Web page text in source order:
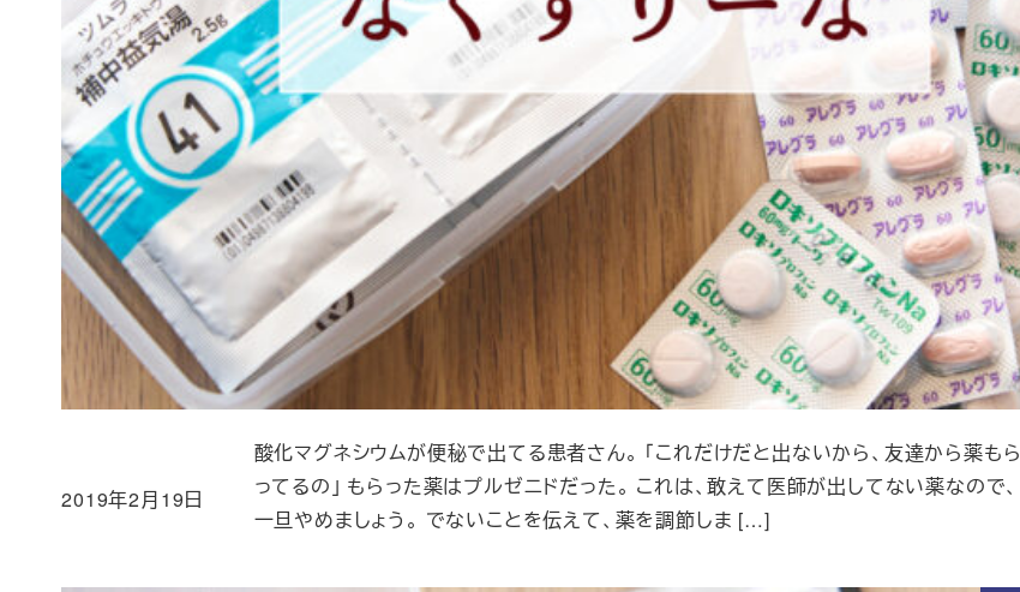
酸化マグネシウムが便秘で出てる患者さん。 「これだけだと出ないから、友達から薬もら
ってるの」 もらった薬はプルゼニドだった。 これは、敢えて医師が出してない薬なので、
一旦やめましょう。 でないことを伝えて、薬を調節しま […]
投稿日
2019年2月19日